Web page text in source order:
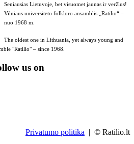
Seniausias Lietuvoje, bet visuomet jaunas ir veržlus!
Vilniaus universiteto folkloro ansamblis „Ratilio“ –
nuo 1968 m.
The oldest one in Lithuania, yet always young and
"Ratilio" – since 1968.
us on
Privatumo politika | © Ratilio.lt